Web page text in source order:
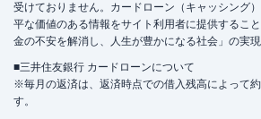
受けておりません。カードローン（キャッシング
平な価値のある情報をサイト利用者に提供するこ
金の不安を解消し、人生が豊かになる社会」の実現
■三井住友銀行 カードローンについて
※毎月の返済は、返済時点での借入残高によって
す。